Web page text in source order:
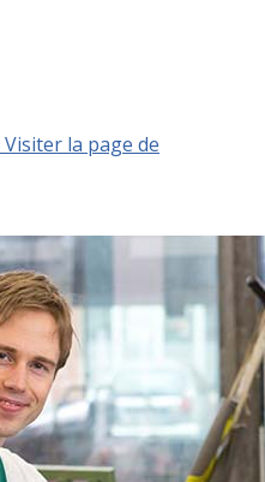
Visiter la page de